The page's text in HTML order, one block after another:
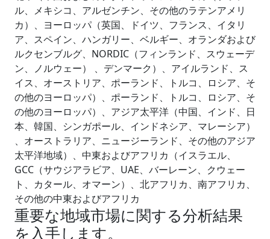
ル、メキシコ、アルゼンチン、その他のラテンアメリ
カ）、ヨーロッパ（英国、ドイツ、フランス、イタリ
ア、スペイン、ハンガリー、ベルギー、オランダおよび
ルクセンブルグ、NORDIC（フィンランド、スウェーデ
ン、ノルウェー） 、デンマーク）、アイルランド、ス
イス、オーストリア、ポーランド、トルコ、ロシア、そ
の他のヨーロッパ）、ポーランド、トルコ、ロシア、そ
の他のヨーロッパ）、アジア太平洋（中国、インド、日
本、韓国、シンガポール、インドネシア、マレーシア）
、オーストラリア、ニュージーランド、その他のアジア
太平洋地域）、中東およびアフリカ（イスラエル、
GCC（サウジアラビア、UAE、バーレーン、クウェー
ト、カタール、オマーン）、北アフリカ、南アフリカ、
その他の中東およびアフリカ
重要な地域市場に関する分析結果
を入手します。